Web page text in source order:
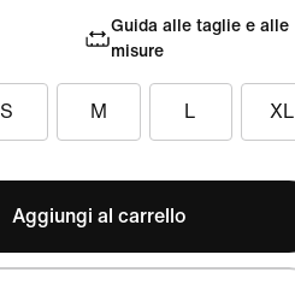
Guida alle taglie e alle
misure
S M L XL
Aggiungi al carrello